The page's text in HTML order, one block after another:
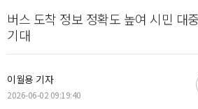
버스 도착 정보 정확도 높여 시민 대
기대
이월용 기자
2026-06-02 09:19:40